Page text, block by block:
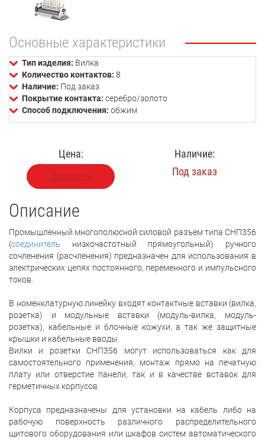
Основные характеристики
Тип изделия: Вилка
Количество контактов: 8
Наличие: Под заказ
Покрытие контакта: серебро/золото
Способ подключения: обжим
Цена:
Запросить
Наличие:
Под заказ
Описание
Промышленный многополюсной силовой разъем типа СНП356
(соединитель низкочастотный прямоугольный) ручного
сочленения (расчленения) предназначен для использования в
электрических цепях постоянного, переменного и импульсного
токов.
В номенклатурную линейку входят контактные вставки (вилка,
розетка) и модульные вставки (модуль-вилка, модуль-
розетка), кабельные и блочные кожухи, а так же защитные
крышки и кабельные вводы.
Вилки и розетки СНП356 могут использоваться как для
самостоятельного применения, монтаж прямо на печатную
плату или отверстие панели, так и в качестве вставок для
герметичных корпусов.
Корпуса предназначены для установки на кабель либо на
рабочую поверхность различного распределительного
щитового оборудования или шкафов систем автоматического